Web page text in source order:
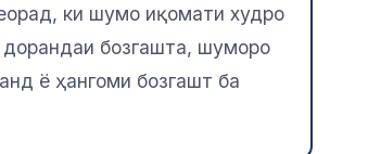
ки шумо иқомати худро
дорандаи бозгашта, шуморо
ё ҳангоми бозгашт ба